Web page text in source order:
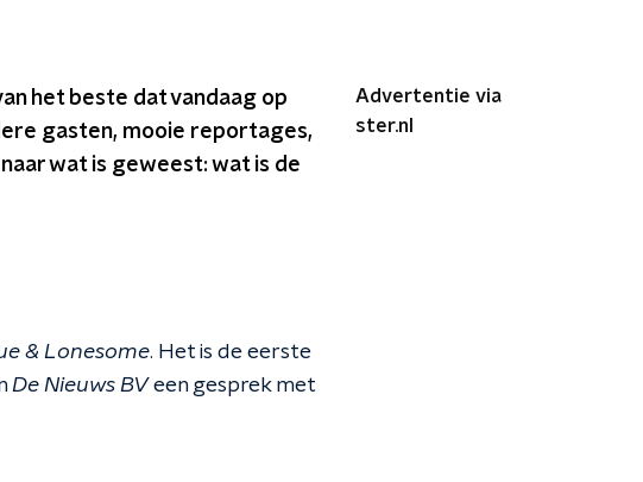
het beste dat vandaag op
gasten, mooie reportages,
wat is geweest: wat is de
& Lonesome. Het is de eerste
De Nieuws BVeen gesprek met
Advertentie via
ster.nl